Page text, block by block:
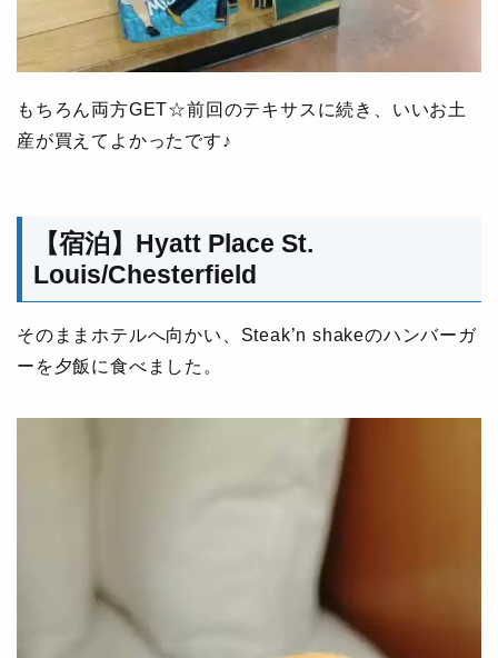
もちろん両方GET☆前回のテキサスに続き、いいお土
産が買えてよかったです♪
【宿泊】Hyatt Place St.
Louis/Chesterfield
そのままホテルへ向かい、Steak’n shakeのハンバーガ
ーを夕飯に食べました。